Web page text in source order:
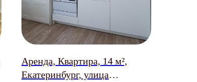
Аренда, Квартира, 14 м²,
Екатеринбург, улица